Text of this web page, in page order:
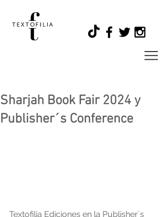
Sharjah Book Fair 2024 y
Publisher´s Conference
Textofilia Ediciones en la Publisher´s